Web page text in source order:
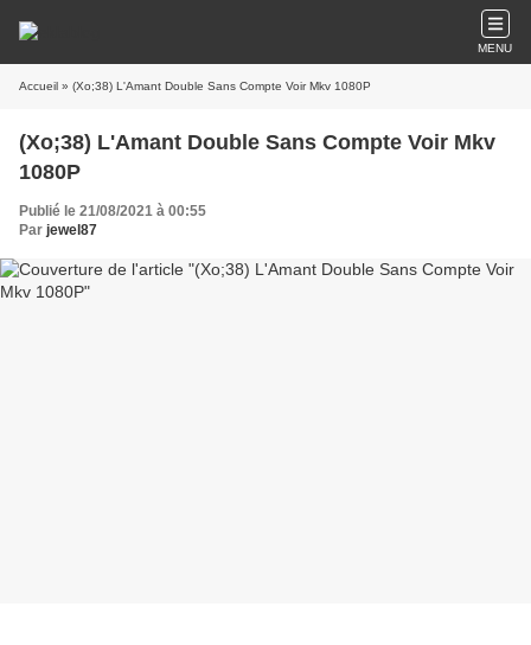
MENU
Accueil » (Xo;38) L'Amant Double Sans Compte Voir Mkv 1080P
(Xo;38) L'Amant Double Sans Compte Voir Mkv
1080P
Publié le 21/08/2021 à 00:55
Par jewel87